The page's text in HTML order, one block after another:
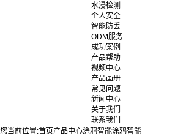
水浸检测
个人安全
智能防丢
ODM服务
成功案例
产品帮助
视频中心
产品画册
常见问题
新闻中心
关于我们
联系我们
您当前位置:首页产品中心涂鸦智能涂鸦智能